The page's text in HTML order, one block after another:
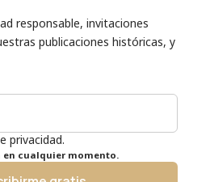
responsable, invitaciones
publicaciones históricas, y
privacidad.
en cualquier momento.